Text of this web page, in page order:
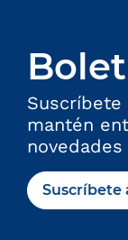
mantén
Suscríbete